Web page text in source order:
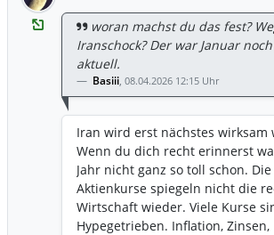
woran machst du das fest?
Iranschock? Der war Januar
aktuell.
Basiii, 08.04.2026 12:15 Uhr
Iran wird erst nächstes wirksam
Wenn du dich recht erinnerst
Jahr nicht ganz so toll schon. Die
Aktienkurse spiegeln nicht die
Wirtschaft wieder. Viele Kurse
Hypegetrieben. Inflation, Zinsen,